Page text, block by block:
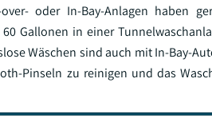
oder In-Bay-Anlagen haben
Gallonen in einer
Wäschen sind auch mit In-Bay-
Pinseln zu reinigen und das